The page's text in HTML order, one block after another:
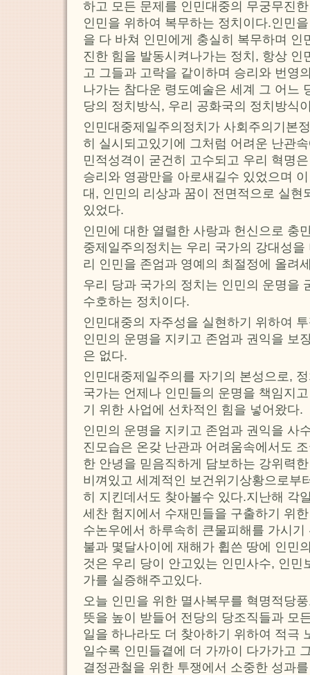
하고 모든 문제를 인민대중의 무궁무진
인민을 위하여 복무하는 정치이다.인민
을 다 바쳐 인민에게 충실히 복무하며 인
진한 힘을 발동시켜나가는 정치, 항상 인
고 그들과 고락을 같이하며 승리와 번영
나가는 참다운 령도예술은 세계 그 어느
당의 정치방식, 우리 공화국의 정치방식
인민대중제일주의정치가 사회주의기본
히 실시되고있기에 그처럼 어려운 난관
민적성격이 굳건히 고수되고 우리 혁명
승리와 영광만을 아로새길수 있었으며
대, 인민의 리상과 꿈이 전면적으로 실현
있었다.
인민에 대한 열렬한 사랑과 헌신으로 충
중제일주의정치는 우리 국가의 강대성
리 인민을 존엄과 영예의 최절정에 올려
우리 당과 국가의 정치는 인민의 운명을
수호하는 정치이다.
인민대중의 자주성을 실현하기 위하여
인민의 운명을 지키고 존엄과 권익을 보
은 없다.
인민대중제일주의를 자기의 본성으로,
국가는 언제나 인민들의 운명을 책임지
기 위한 사업에 선차적인 힘을 넣어왔다.
인민의 운명을 지키고 존엄과 권익을 사
진모습은 온갖 난관과 어려움속에서도
한 안녕을 믿음직하게 담보하는 강위력
비껴있고 세계적인 보건위기상황으로부
히 지킨데서도 찾아볼수 있다.지난해 각
세찬 험지에서 수재민들을 구출하기 위
수논우에서 하루속히 큰물피해를 가시
불과 몇달사이에 재해가 휩쓴 땅에 인민
것은 우리 당이 안고있는 인민사수, 인민
가를 실증해주고있다.
오늘 인민을 위한 멸사복무를 혁명적당
뜻을 높이 받들어 전당의 당조직들과 모
일을 하나라도 더 찾아하기 위하여 적극
일수록 인민들곁에 더 가까이 다가가고
결정관철을 위한 투쟁에서 소중한 성과